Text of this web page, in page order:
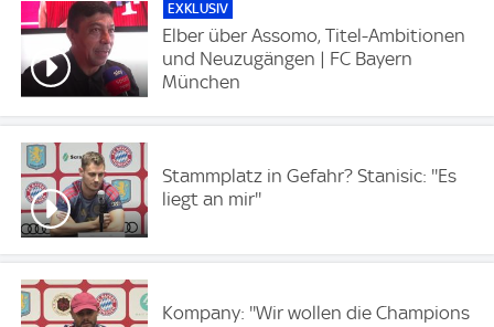
EXKLUSIV
Elber über Assomo, Titel-Ambitionen
und Neuzugängen | FC Bayern
München
Stammplatz in Gefahr? Stanisic: ''Es
liegt an mir''
Kompany: ''Wir wollen die Champions